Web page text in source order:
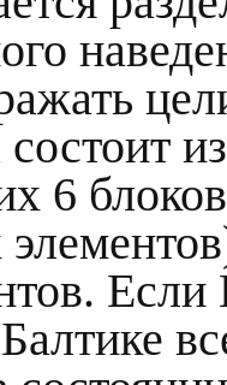
состоит
6
Если